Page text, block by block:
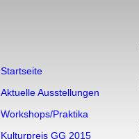
Startseite
Aktuelle Ausstellungen
Workshops/Praktika
Kulturpreis GG 2015